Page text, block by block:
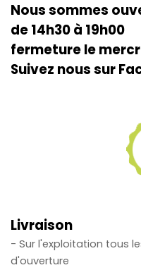
Nous sommes
de 14h30 à 19h00
fermeture le
Suivez nous sur
Livraison
- Sur l'exploitation tous
d'ouverture